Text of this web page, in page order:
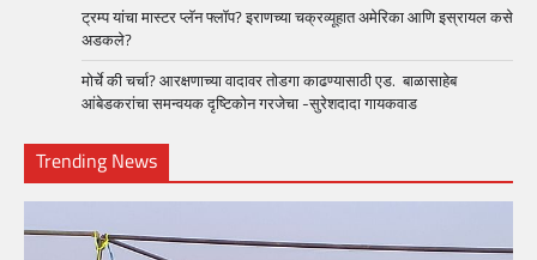
ट्रम्प यांचा मास्टर प्लॅन फ्लॉप? इराणच्या चक्रव्यूहात अमेरिका आणि इस्रायल कसे
अडकले?
मोर्चे की चर्चा? आरक्षणाच्या वादावर तोडगा काढण्यासाठी एड. बाळासाहेब
आंबेडकरांचा समन्वयक दृष्टिकोन गरजेचा -सुरेशदादा गायकवाड
Trending News